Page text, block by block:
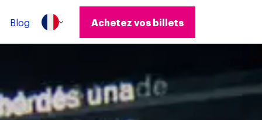
Blog Achetez vos billets